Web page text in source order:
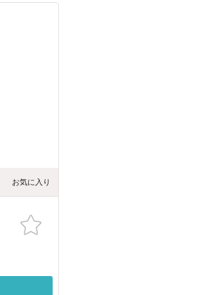
お気に入り